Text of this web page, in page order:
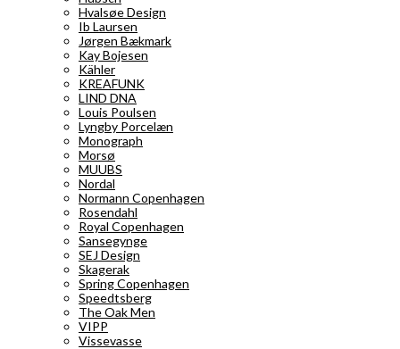
Hvalsøe Design
Ib Laursen
Jørgen Bækmark
Kay Bojesen
Kähler
KREAFUNK
LIND DNA
Louis Poulsen
Lyngby Porcelæn
Monograph
Morsø
MUUBS
Nordal
Normann Copenhagen
Rosendahl
Royal Copenhagen
Sansegynge
SEJ Design
Skagerak
Spring Copenhagen
Speedtsberg
The Oak Men
VIPP
Vissevasse